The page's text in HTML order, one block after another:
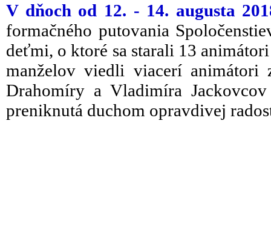
V dňoch od 12. - 14. augusta
formačného putovania
deťmi, o ktoré sa starali 13
manželov viedli viacerí
Drahomíry a Vladimíra
preniknutá duchom opravdivej